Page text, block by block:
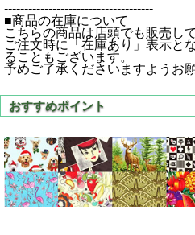
-------------------------------------
■商品の在庫について
こちらの商品は店頭でも販売し
ご注文時に「在庫あり」表示と
ることもございます。
予めご了承くださいますようお